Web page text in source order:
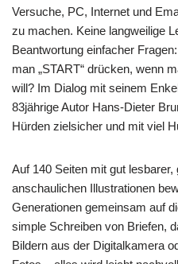
Versuche, PC, Internet und
zu machen. Keine langweilige
Beantwortung einfacher
man „START“ drücken, wenn
will? Im Dialog mit seinem
83jährige Autor Hans-Dieter
Hürden zielsicher und mit viel
Auf 140 Seiten mit gut
anschaulichen Illustrationen
Generationen gemeinsam auf
simple Schreiben von Briefen,
Bildern aus der Digitalkamera